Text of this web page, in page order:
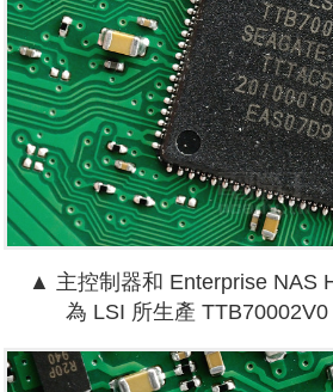
▲ 主控制器和 Enterprise NAS
為 LSI 所生產 TTB70002V0